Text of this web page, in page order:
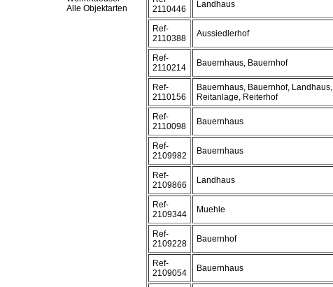
Alle Objektarten
2110446
Landhaus
Ref-
2110388
Aussiedlerhof
Ref-
2110214
Bauernhaus, Bauernhof
Ref-
2110156
Bauernhaus, Bauernhof, Landhaus,
Reitanlage, Reiterhof
Ref-
2110098
Bauernhaus
Ref-
2109982
Bauernhaus
Ref-
2109866
Landhaus
Ref-
2109344
Muehle
Ref-
2109228
Bauernhof
Ref-
2109054
Bauernhaus